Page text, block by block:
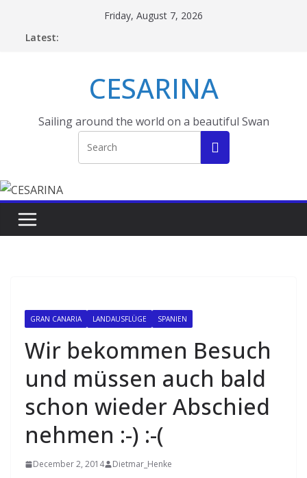
Friday, August 7, 2026
Latest:
CESARINA
Sailing around the world on a beautiful Swan
GRAN CANARIA LANDAUSFLÜGE SPANIEN
Wir bekommen Besuch
und müssen auch bald
schon wieder Abschied
nehmen :-) :-(
December 2, 2014 Dietmar_Henke